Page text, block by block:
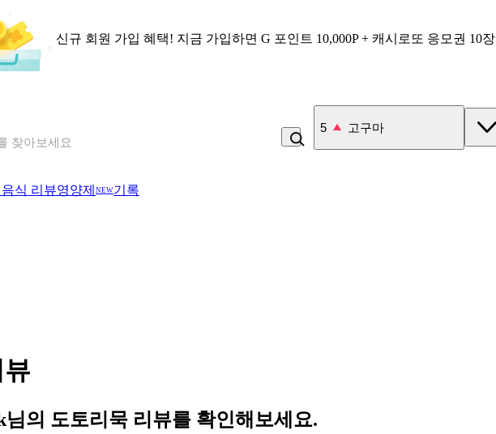
신규 회원 가입 혜택! 지금 가입하면 G 포인트 10,000P + 캐시로또 응모권 10장
검색해보세요
6 냉면
음식 리뷰영양제 NEW기록
의 도토리묵 리뷰를 확인해보세요.